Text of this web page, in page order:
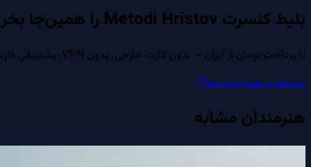
بلیط کنسرت Metodi Hristov را همین‌جا بخر
با پرداخت تومان از ایران — بدون کارت خارجی، بدون VPN. پشتیبانی فارسی از طریق واتساپ، روبیکا و بله.
مشاهده همه ایونت‌ها
هنرمندان مشابه